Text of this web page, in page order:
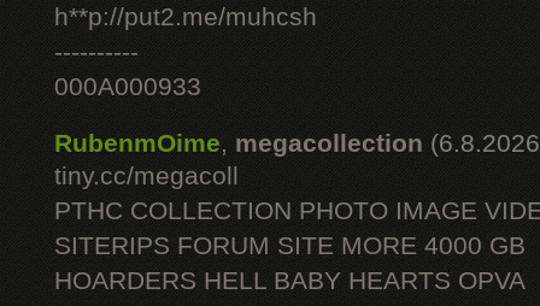
h**p://put2.me/muhcsh
----------
000A000933
RubenmOime, megacollection
tiny.cc/megacoll
PTHC COLLECTION PHOTO IMAGE
SITERIPS FORUM SITE MORE 4000 GB
HOARDERS HELL BABY HEARTS OPVA